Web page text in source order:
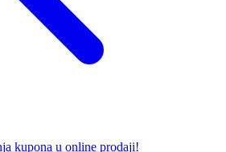
kupona u online prodaji!